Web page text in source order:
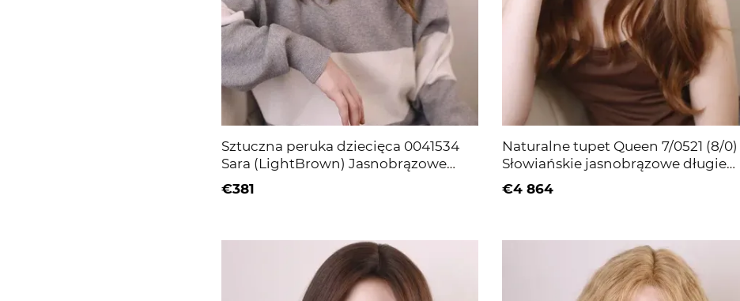
Sztuczna peruka dziecięca 0041534
Sara (LightBrown) Jasnobrązowe
długie włosy
€381
Naturalne tupet Queen 7/0521 (8/0)
Słowiańskie jasnobrązowe długie
włosy
€4 864